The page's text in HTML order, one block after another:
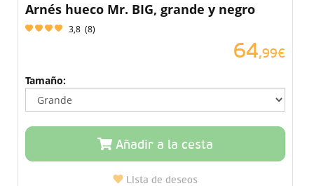
Arnés hueco Mr. BIG, grande y negro
3,8 (8)
64,99€
Tamaño:
Añadir a la cesta
Lista de deseos